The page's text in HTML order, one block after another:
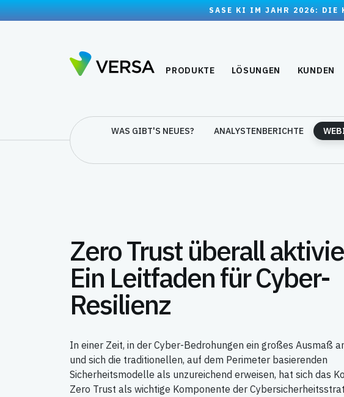
SASE KI IM JAHR 2026: DIE
PRODUKTE LÖSUNGEN KUNDEN
WAS GIBT'S NEUES? ANALYSTENBERICHTE
Zero Trust überall
Ein Leitfaden für Cyber-
Resilienz
In einer Zeit, in der Cyber-Bedrohungen ein großes Ausmaß
und sich die traditionellen, auf dem Perimeter basierenden
Sicherheitsmodelle als unzureichend erweisen, hat sich das
Zero Trust als wichtige Komponente der